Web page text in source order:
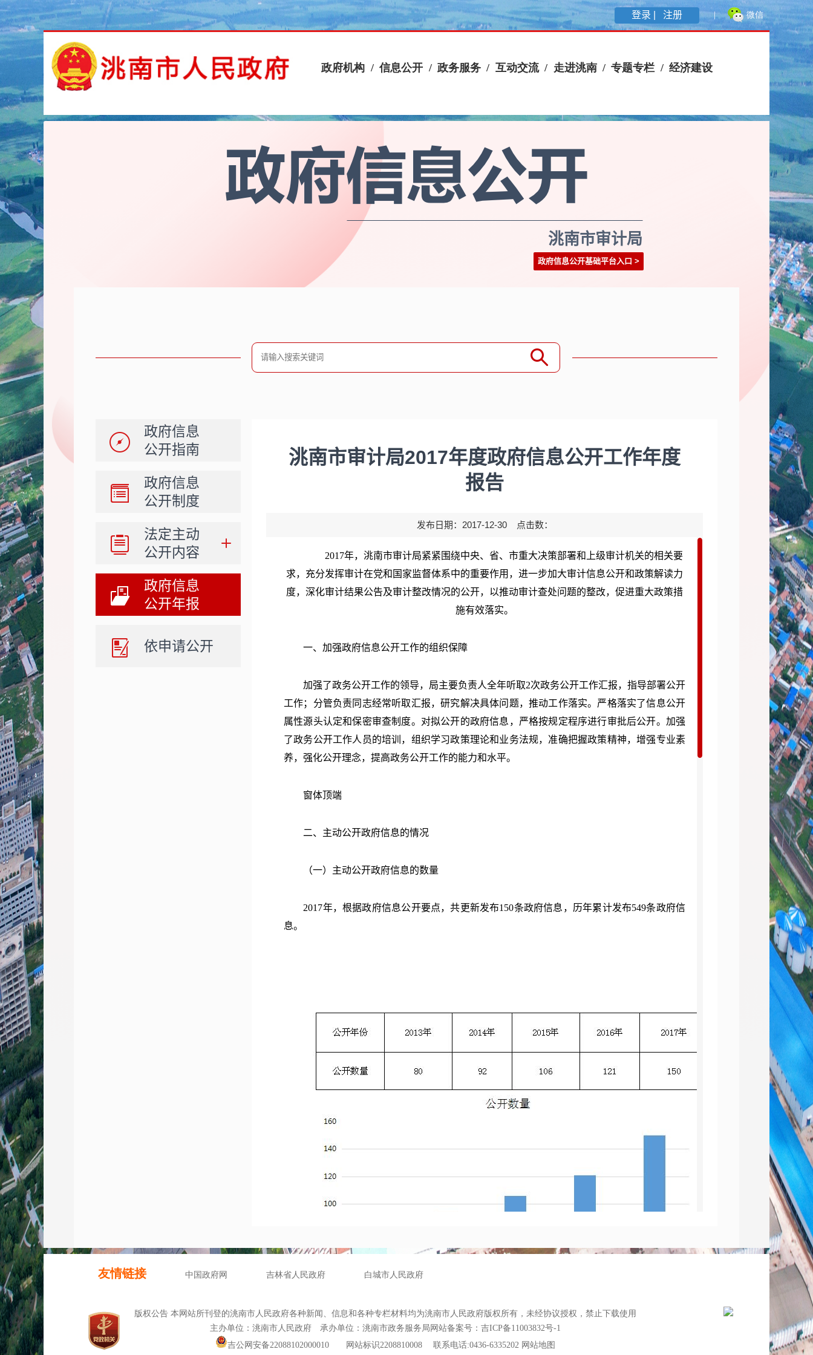
登录 | 注册
洮南市审计局
政府信息公开基础平台入口 >
政府信息
公开指南
政府信息
公开制度
法定主动
公开内容
政府信息
公开年报
依申请公开
洮南市审计局2017年度政府信息公开工作年度
报告
发布日期：2017-12-30 点击数：
2017年，洮南市审计局紧紧围绕中央、省、市重大决策部署和上级审计机关的相关要
求，充分发挥审计在党和国家监督体系中的重要作用，进一步加大审计信息公开和政策解读力
度，深化审计结果公告及审计整改情况的公开，以推动审计查处问题的整改，促进重大政策措
施有效落实。
一、加强政府信息公开工作的组织保障
加强了政务公开工作的领导，局主要负责人全年听取2次政务公开工作汇报，指导部署公开
工作；分管负责同志经常听取汇报，研究解决具体问题，推动工作落实。严格落实了信息公开
属性源头认定和保密审查制度。对拟公开的政府信息，严格按规定程序进行审批后公开。加强
了政务公开工作人员的培训，组织学习政策理论和业务法规，准确把握政策精神，增强专业素
养，强化公开理念，提高政务公开工作的能力和水平。
窗体顶端
二、主动公开政府信息的情况
（一）主动公开政府信息的数量
2017年，根据政府信息公开要点，共更新发布150条政府信息，历年累计发布549条政府信
息。